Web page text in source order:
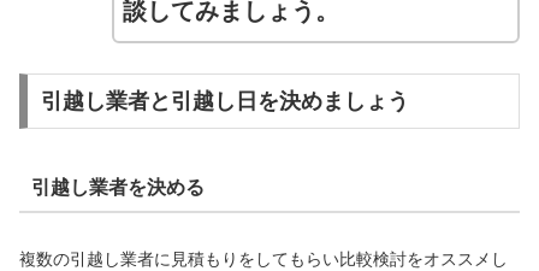
談してみましょう。
引越し業者と引越し日を決めましょう
引越し業者を決める
複数の引越し業者に見積もりをしてもらい比較検討をオススメし